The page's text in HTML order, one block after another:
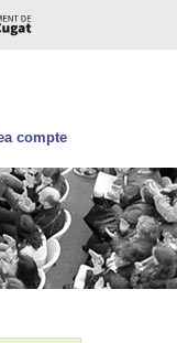
compte